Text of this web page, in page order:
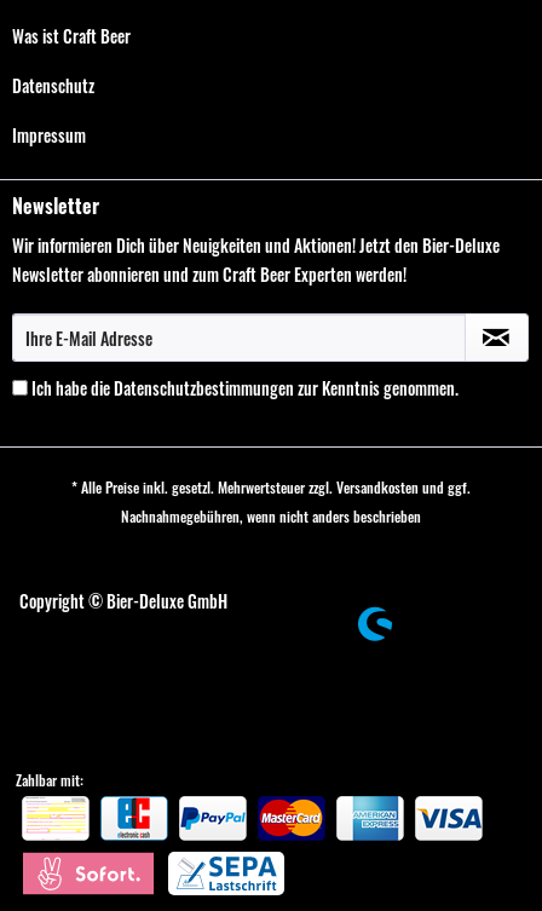
Was ist Craft Beer
Datenschutz
Impressum
Newsletter
Wir informieren Dich über Neuigkeiten und Aktionen! Jetzt den Bier-Deluxe
Newsletter abonnieren und zum Craft Beer Experten werden!
Ich habe dieDatenschutzbestimmungenzur Kenntnis genommen.
* Alle Preise inkl. gesetzl. Mehrwertsteuer zzgl. Versandkostenund ggf.
Nachnahmegebühren, wenn nicht anders beschrieben
Copyright © Bier-Deluxe GmbH
Zahlbar mit: